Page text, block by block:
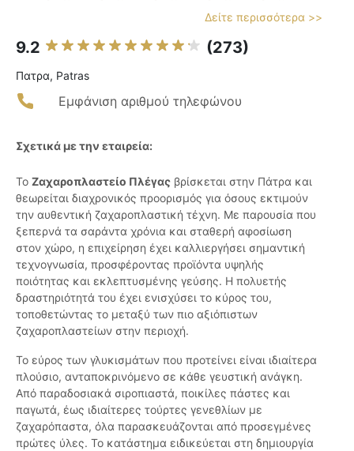
Δείτε περισσότερα >>
9.2 (273)
Πατρα, Patras
Εμφάνιση αριθμού τηλεφώνου
Σχετικά με την εταιρεία:
Το Ζαχαροπλαστείο Πλέγας βρίσκεται στην Πάτρα και
θεωρείται διαχρονικός προορισμός για όσους εκτιμούν
την αυθεντική ζαχαροπλαστική τέχνη. Με παρουσία που
ξεπερνά τα σαράντα χρόνια και σταθερή αφοσίωση
στον χώρο, η επιχείρηση έχει καλλιεργήσει σημαντική
τεχνογνωσία, προσφέροντας προϊόντα υψηλής
ποιότητας και εκλεπτυσμένης γεύσης. Η πολυετής
δραστηριότητά του έχει ενισχύσει το κύρος του,
τοποθετώντας το μεταξύ των πιο αξιόπιστων
ζαχαροπλαστείων στην περιοχή.
Το εύρος των γλυκισμάτων που προτείνει είναι ιδιαίτερα
πλούσιο, ανταποκρινόμενο σε κάθε γευστική ανάγκη.
Από παραδοσιακά σιροπιαστά, ποικίλες πάστες και
παγωτά, έως ιδιαίτερες τούρτες γενεθλίων με
ζαχαρόπαστα, όλα παρασκευάζονται από προσεγμένες
πρώτες ύλες. Το κατάστημα ειδικεύεται στη δημιουργία